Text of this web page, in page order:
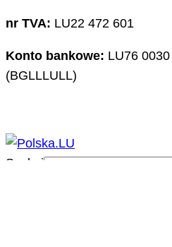
nr TVA: LU22 472 601
Konto bankowe: LU76
(BGLLLULL)
Szukaj